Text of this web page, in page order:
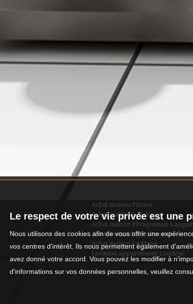
Achat maison Plémet
Achat maison Loudéac
Achat maison Plouguenast-Langast
Achat maison La Prénessaye
Achat maison Le Mené
Location appartement Loudéac
Le respect de votre vie privée est une
Nous utilisons des cookies afin de vous offrir une
vos centres d'intérêt. Ils nous permettent également
avez donné votre accord. Vous pouvez les modifier à
d'informations sur vos données personnelles, veuillez